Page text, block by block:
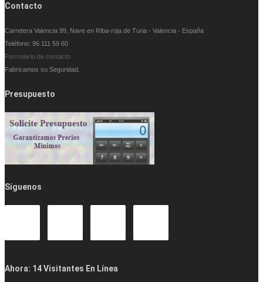
Contacto
Carretera Valencia 99, Nave en Riba-roja de Turia - Valencia - España
Teléfono: 96 111 59 60
Formulario de contacto
Fabricamos su Seguridad.
Presupuesto
Síguenos
Ahora: 14 Visitantes En Línea